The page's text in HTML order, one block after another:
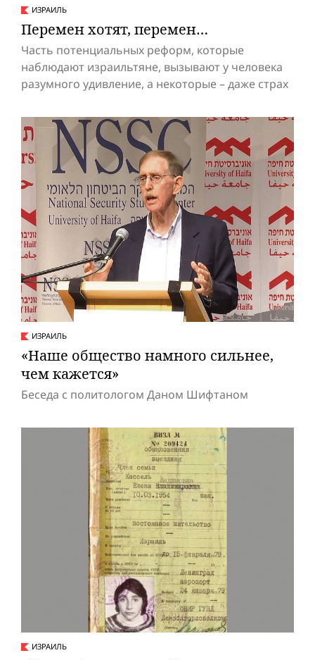
ИЗРАИЛЬ
Перемен хотят, перемен…
Часть потенциальных реформ, которые
наблюдают израильтяне, вызывают у человека
разумного удивление, а некоторые – даже страх
ИЗРАИЛЬ
«Наше общество намного сильнее,
чем кажется»
Беседа с политологом Даном Шифтаном
ИЗРАИЛЬ